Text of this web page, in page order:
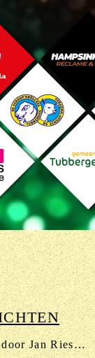
Ode aan 22 jaar TVCO door Jan Riesewijk